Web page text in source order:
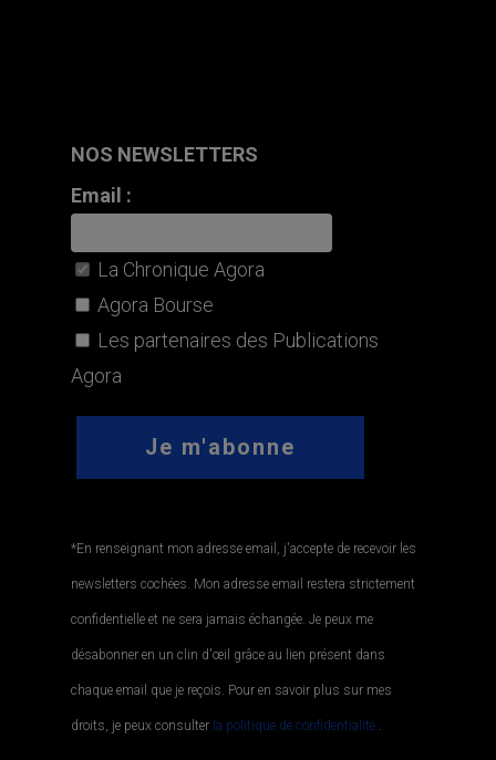
NOS NEWSLETTERS
Email :
La Chronique Agora
Agora Bourse
Les partenaires des Publications
Agora
*En renseignant mon adresse email, j'accepte de recevoir les
newsletters cochées. Mon adresse email restera strictement
confidentielle et ne sera jamais échangée. Je peux me
désabonner en un clin d'œil grâce au lien présent dans
chaque email que je reçois. Pour en savoir plus sur mes
droits, je peux consulter la politique de confidentialité..